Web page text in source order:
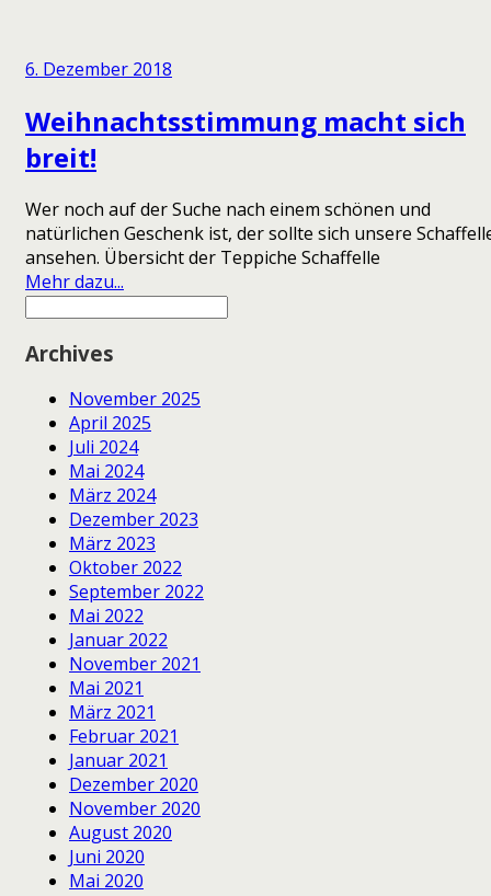
6. Dezember 2018
Weihnachtsstimmung macht sich
breit!
Wer noch auf der Suche nach einem schönen und
natürlichen Geschenk ist, der sollte sich unsere
ansehen. Übersicht der Teppiche Schaffelle
Mehr dazu...
Archives
November 2025
April 2025
Juli 2024
Mai 2024
März 2024
Dezember 2023
März 2023
Oktober 2022
September 2022
Mai 2022
Januar 2022
November 2021
Mai 2021
März 2021
Februar 2021
Januar 2021
Dezember 2020
November 2020
August 2020
Juni 2020
Mai 2020